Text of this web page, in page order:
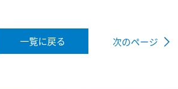
一覧に戻る 次のページ